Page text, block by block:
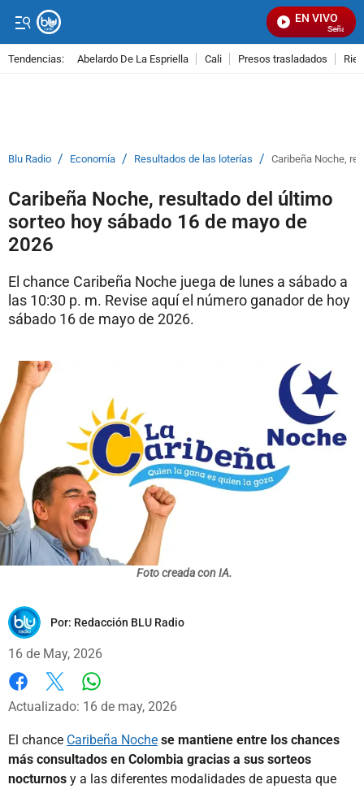
EN VIVO
Señal
Tendencias: Abelardo De La Espriella Cali Presos trasladados
Blu Radio / Economía / Resultados de las loterías / Caribeña Noche,
Caribeña Noche, resultado del último
sorteo hoy sábado 16 de mayo de
2026
El chance Caribeña Noche juega de lunes a sábado a
las 10:30 p. m. Revise aquí el número ganador de hoy
sábado 16 de mayo de 2026.
Foto creada con IA.
Por: Redacción BLU Radio
16 de May, 2026
Facebook
X
Actualizado: 16 de may, 2026
El chance Caribeña Noche se mantiene entre los chances
más consultados en Colombia gracias a sus sorteos
nocturnos y a las diferentes modalidades de apuesta que